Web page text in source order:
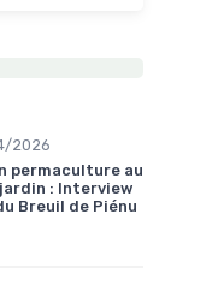
2026
permaculture au
: Interview
Breuil de Piénu